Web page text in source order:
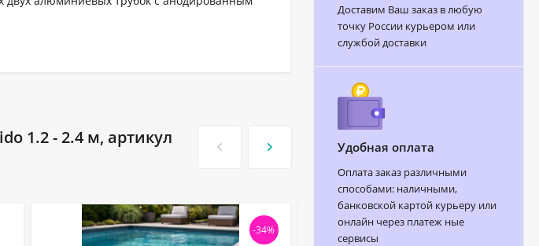
1.2 - 2.4 м, артикул
-34%
Доставим Ваш заказ в любую
точку России курьером или
службой доставки
Удобная оплата
Оплата заказ различными
способами: наличными,
банковской картой курьеру или
онлайн через платеж ные
сервисы